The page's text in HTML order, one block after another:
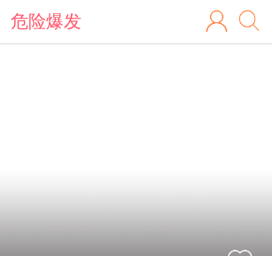
危险爆发